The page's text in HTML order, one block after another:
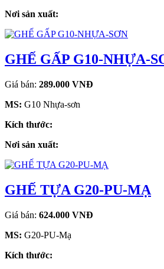
Nơi sản xuất:
GHẾ GẤP G10-NHỰA-
Giá bán: 289.000 VNĐ
MS: G10 Nhựa-sơn
Kích thước:
Nơi sản xuất:
GHẾ TỰA G20-PU-MẠ
Giá bán: 624.000 VNĐ
MS: G20-PU-Mạ
Kích thước: